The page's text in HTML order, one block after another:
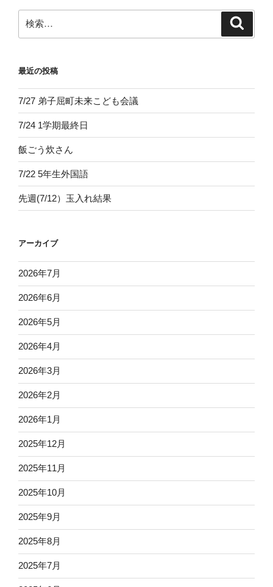
ン
索:
最近の投稿
7/27 弟子屈町未来こども会議
7/24 1学期最終日
飯ごう炊さん
7/22 5年生外国語
先週(7/12）玉入れ結果
アーカイブ
2026年7月
2026年6月
2026年5月
2026年4月
2026年3月
2026年2月
2026年1月
2025年12月
2025年11月
2025年10月
2025年9月
2025年8月
2025年7月